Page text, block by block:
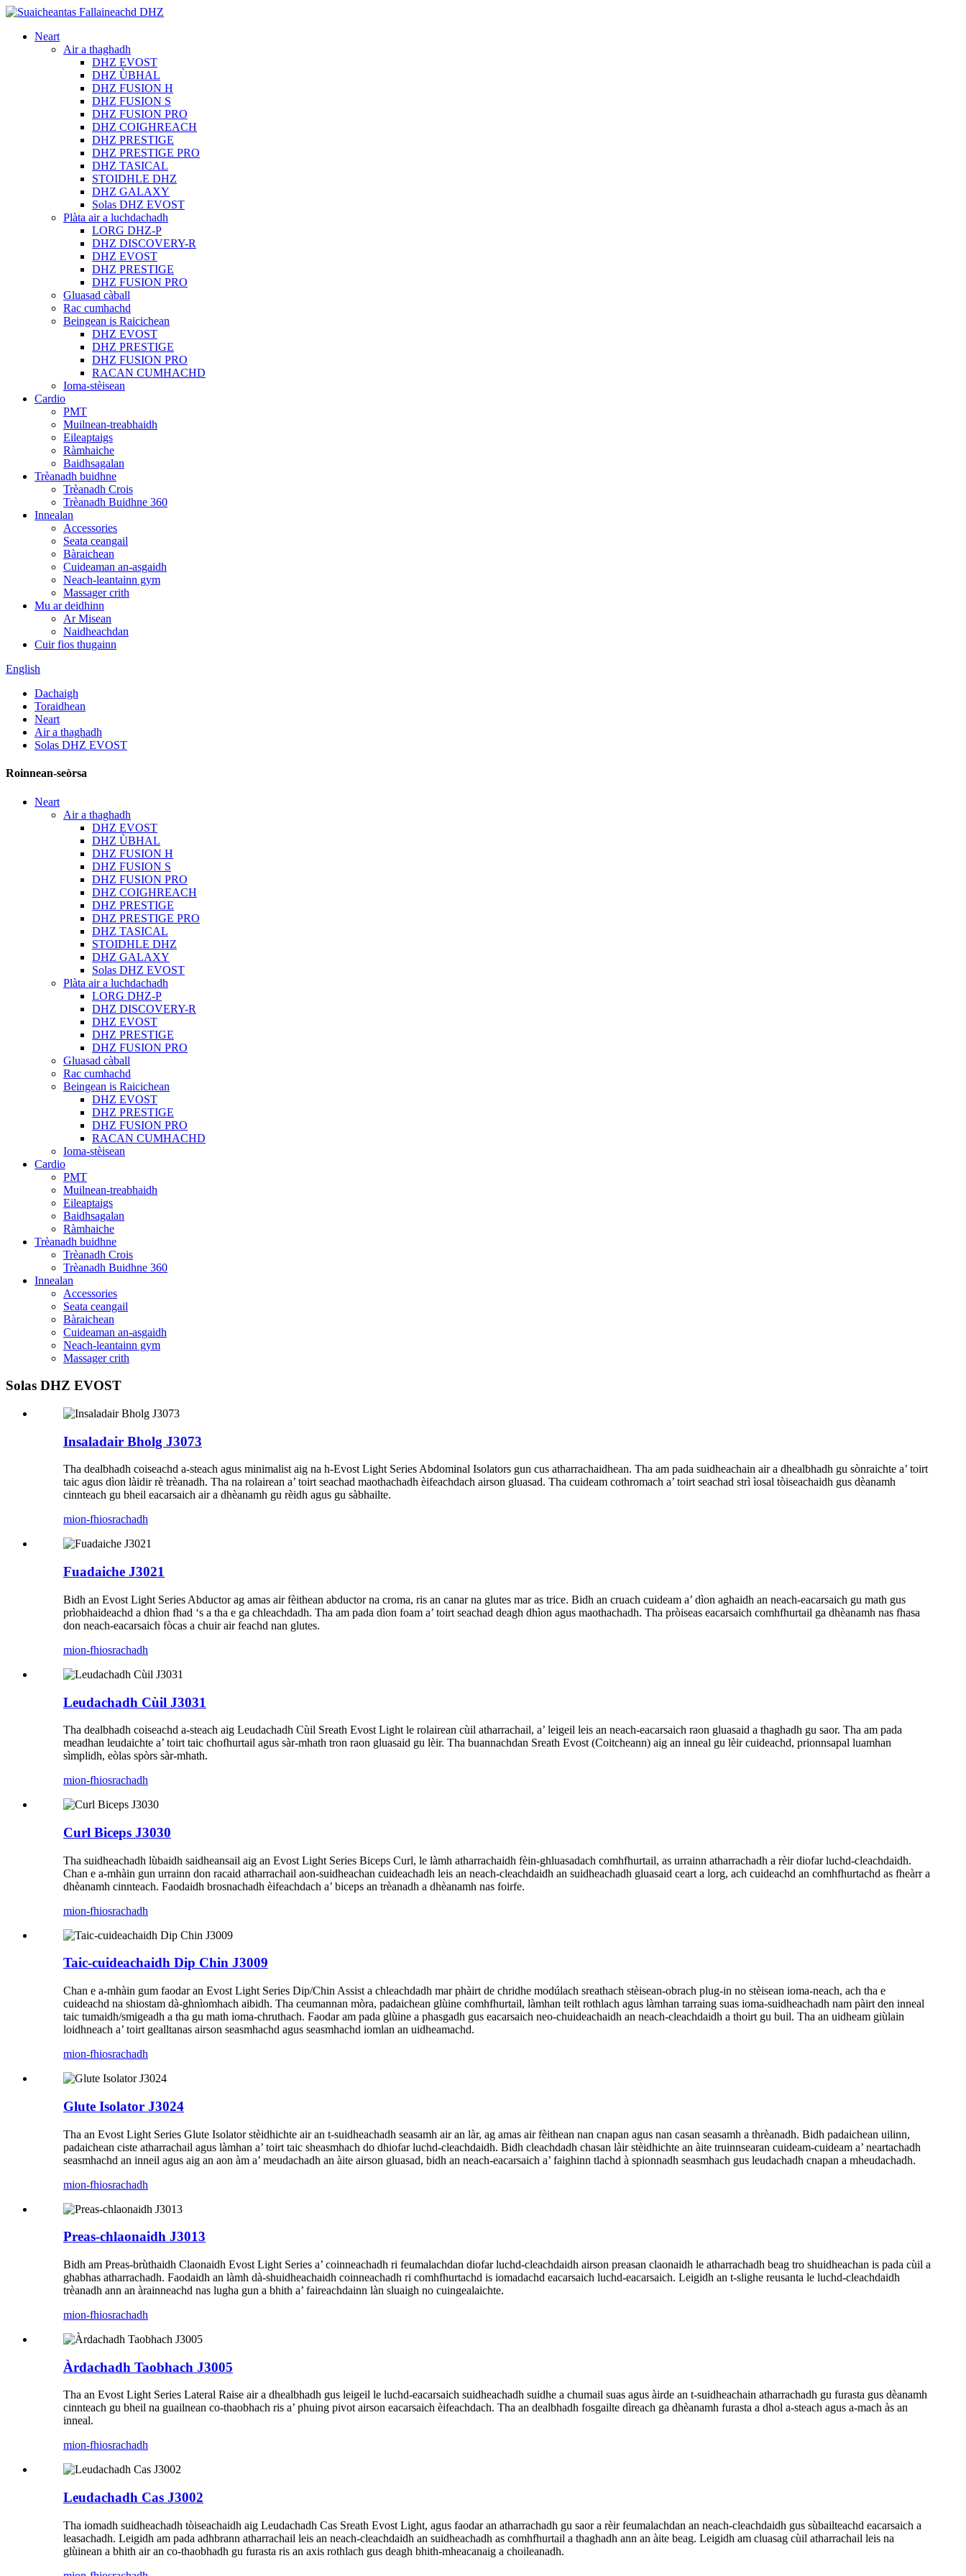
Neart
Air a thaghadh
DHZ EVOST
DHZ ÙBHAL
DHZ FUSION H
DHZ FUSION S
DHZ FUSION PRO
DHZ COIGHREACH
DHZ PRESTIGE
DHZ PRESTIGE PRO
DHZ TASICAL
STOIDHLE DHZ
DHZ GALAXY
Solas DHZ EVOST
Plàta air a luchdachadh
LORG DHZ-P
DHZ DISCOVERY-R
DHZ EVOST
DHZ PRESTIGE
DHZ FUSION PRO
Gluasad càball
Rac cumhachd
Beingean is Raicichean
DHZ EVOST
DHZ PRESTIGE
DHZ FUSION PRO
RACAN CUMHACHD
Ioma-stèisean
Cardio
PMT
Muilnean-treabhaidh
Eileaptaigs
Ràmhaiche
Baidhsagalan
Trèanadh buidhne
Trèanadh Crois
Trèanadh Buidhne 360
Innealan
Accessories
Seata ceangail
Bàraichean
Cuideaman an-asgaidh
Neach-leantainn gym
Massager crith
Mu ar deidhinn
Ar Misean
Naidheachdan
Cuir fios thugainn
English
Dachaigh
Toraidhean
Neart
Air a thaghadh
Solas DHZ EVOST
Roinnean-seòrsa
Neart
Air a thaghadh
DHZ EVOST
DHZ ÙBHAL
DHZ FUSION H
DHZ FUSION S
DHZ FUSION PRO
DHZ COIGHREACH
DHZ PRESTIGE
DHZ PRESTIGE PRO
DHZ TASICAL
STOIDHLE DHZ
DHZ GALAXY
Solas DHZ EVOST
Plàta air a luchdachadh
LORG DHZ-P
DHZ DISCOVERY-R
DHZ EVOST
DHZ PRESTIGE
DHZ FUSION PRO
Gluasad càball
Rac cumhachd
Beingean is Raicichean
DHZ EVOST
DHZ PRESTIGE
DHZ FUSION PRO
RACAN CUMHACHD
Ioma-stèisean
Cardio
PMT
Muilnean-treabhaidh
Eileaptaigs
Baidhsagalan
Ràmhaiche
Trèanadh buidhne
Trèanadh Crois
Trèanadh Buidhne 360
Innealan
Accessories
Seata ceangail
Bàraichean
Cuideaman an-asgaidh
Neach-leantainn gym
Massager crith
Solas DHZ EVOST
Insaladair Bholg J3073
Tha dealbhadh coiseachd a-steach agus minimalist aig na h-Evost Light Series Abdominal Isolators gun cus atharrachaidhean. Tha am pada suidheachain air a dhealbhadh gu sònraichte a’ toirt
taic agus dìon làidir rè trèanadh. Tha na rolairean a’ toirt seachad maothachadh èifeachdach airson gluasad. Tha cuideam cothromach a’ toirt seachad strì ìosal tòiseachaidh gus dèanamh
cinnteach gu bheil eacarsaich air a dhèanamh gu rèidh agus gu sàbhailte.
mion-fhiosrachadh
Fuadaiche J3021
Bidh an Evost Light Series Abductor ag amas air fèithean abductor na croma, ris an canar na glutes mar as trice. Bidh an cruach cuideam a’ dìon aghaidh an neach-eacarsaich gu math gus
prìobhaideachd a dhìon fhad ‘s a tha e ga chleachdadh. Tha am pada dìon foam a’ toirt seachad deagh dhìon agus maothachadh. Tha pròiseas eacarsaich comhfhurtail ga dhèanamh nas fhasa
don neach-eacarsaich fòcas a chuir air feachd nan glutes.
mion-fhiosrachadh
Leudachadh Cùil J3031
Tha dealbhadh coiseachd a-steach aig Leudachadh Cùil Sreath Evost Light le rolairean cùil atharrachail, a’ leigeil leis an neach-eacarsaich raon gluasaid a thaghadh gu saor. Tha am pada
meadhan leudaichte a’ toirt taic chofhurtail agus sàr-mhath tron ​​raon gluasaid gu lèir. Tha buannachdan Sreath Evost (Coitcheann) aig an inneal gu lèir cuideachd, prionnsapal luamhan
sìmplidh, eòlas spòrs sàr-mhath.
mion-fhiosrachadh
Curl Biceps J3030
Tha suidheachadh lùbaidh saidheansail aig an Evost Light Series Biceps Curl, le làmh atharrachaidh fèin-ghluasadach comhfhurtail, as urrainn atharrachadh a rèir diofar luchd-cleachdaidh.
Chan e a-mhàin gun urrainn don racaid atharrachail aon-suidheachan cuideachadh leis an neach-cleachdaidh an suidheachadh gluasaid ceart a lorg, ach cuideachd an comhfhurtachd as fheàrr a
dhèanamh cinnteach. Faodaidh brosnachadh èifeachdach a’ biceps an trèanadh a dhèanamh nas foirfe.
mion-fhiosrachadh
Taic-cuideachaidh Dip Chin J3009
Chan e a-mhàin gum faodar an Evost Light Series Dip/Chin Assist a chleachdadh mar phàirt de chridhe modúlach sreathach stèisean-obrach plug-in no stèisean ioma-neach, ach tha e
cuideachd na shiostam dà-ghnìomhach aibidh. Tha ceumannan mòra, padaichean glùine comhfhurtail, làmhan teilt rothlach agus làmhan tarraing suas ioma-suidheachadh nam pàirt den inneal
taic tumaidh/smigeadh a tha gu math ioma-chruthach. Faodar am pada glùine a phasgadh gus eacarsaich neo-chuideachaidh an neach-cleachdaidh a thoirt gu buil. Tha an uidheam giùlain
loidhneach a’ toirt gealltanas airson seasmhachd agus seasmhachd iomlan an uidheamachd.
mion-fhiosrachadh
Glute Isolator J3024
Tha an Evost Light Series Glute Isolator stèidhichte air an t-suidheachadh seasamh air an làr, ag amas air fèithean nan cnapan agus nan casan seasamh a thrèanadh. Bidh padaichean uilinn,
padaichean ciste atharrachail agus làmhan a’ toirt taic sheasmhach do dhiofar luchd-cleachdaidh. Bidh cleachdadh chasan làir stèidhichte an àite truinnsearan cuideam-cuideam a’ neartachadh
seasmhachd an inneil agus aig an aon àm a’ meudachadh an àite airson gluasad, bidh an neach-eacarsaich a’ faighinn tlachd à spionnadh seasmhach gus leudachadh cnapan a mheudachadh.
mion-fhiosrachadh
Preas-chlaonaidh J3013
Bidh am Preas-brùthaidh Claonaidh Evost Light Series a’ coinneachadh ri feumalachdan diofar luchd-cleachdaidh airson preasan claonaidh le atharrachadh beag tro shuidheachan is pada cùil a
ghabhas atharrachadh. Faodaidh an làmh dà-shuidheachaidh coinneachadh ri comhfhurtachd is iomadachd eacarsaich luchd-eacarsaich. Leigidh an t-slighe reusanta le luchd-cleachdaidh
trèanadh ann an àrainneachd nas lugha gun a bhith a’ faireachdainn làn sluaigh no cuingealaichte.
mion-fhiosrachadh
Àrdachadh Taobhach J3005
Tha an Evost Light Series Lateral Raise air a dhealbhadh gus leigeil le luchd-eacarsaich suidheachadh suidhe a chumail suas agus àirde an t-suidheachain atharrachadh gu furasta gus dèanamh
cinnteach gu bheil na guailnean co-thaobhach ris a’ phuing pivot airson eacarsaich èifeachdach. Tha an dealbhadh fosgailte dìreach ga dhèanamh furasta a dhol a-steach agus a-mach às an
inneal.
mion-fhiosrachadh
Leudachadh Cas J3002
Tha iomadh suidheachadh tòiseachaidh aig Leudachadh Cas Sreath Evost Light, agus faodar an atharrachadh gu saor a rèir feumalachdan an neach-cleachdaidh gus sùbailteachd eacarsaich a
leasachadh. Leigidh am pada adhbrann atharrachail leis an neach-cleachdaidh an suidheachadh as comhfhurtail a thaghadh ann an àite beag. Leigidh am cluasag cùil atharrachail leis na
glùinean a bhith air an co-thaobhadh gu furasta ris an axis rothlach gus deagh bhith-mheacanaig a choileanadh.